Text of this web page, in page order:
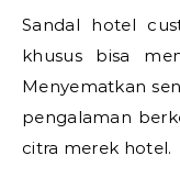
Sandal hotel
khusus bisa
Menyematkan
pengalaman
citra merek hotel.